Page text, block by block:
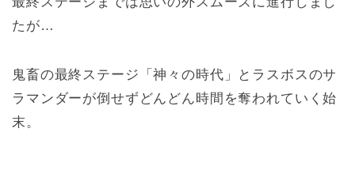
たが…
鬼畜の最終ステージ「神々の時代」とラスボスのサ
ラマンダーが倒せずどんどん時間を奪われていく始
末。